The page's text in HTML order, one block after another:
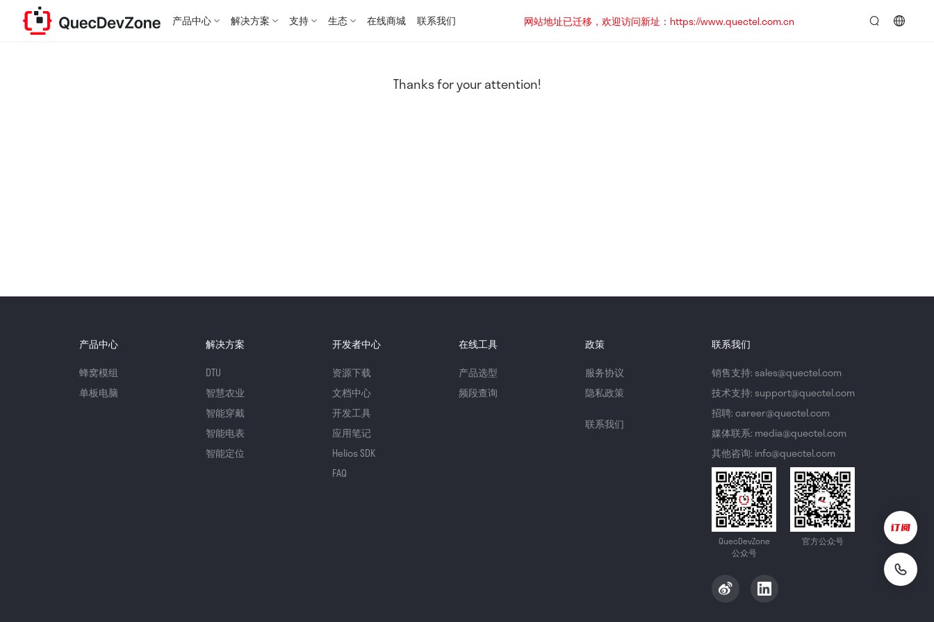
产品中心 解决方案 支持 生态 在线商城 联系我们
网站地址已迁移，欢迎访问新址：https://www.quectel.com.cn
Thanks for your attention!
产品中心
蜂窝模组
单板电脑
解决方案
DTU
智慧农业
智能穿戴
智能电表
智能定位
开发者中心
资源下载
文档中心
开发工具
应用笔记
Helios SDK
FAQ
在线工具
产品选型
频段查询
政策
服务协议
隐私政策
联系我们
联系我们
销售支持: sales@quectel.com
技术支持: support@quectel.com
招聘: career@quectel.com
媒体联系: media@quectel.com
其他咨询: info@quectel.com
QuecDevZone
公众号
官方公众号